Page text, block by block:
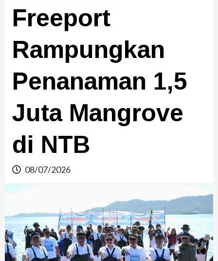
Freeport
Rampungkan
Penanaman 1,5
Juta Mangrove
di NTB
08/07/2026